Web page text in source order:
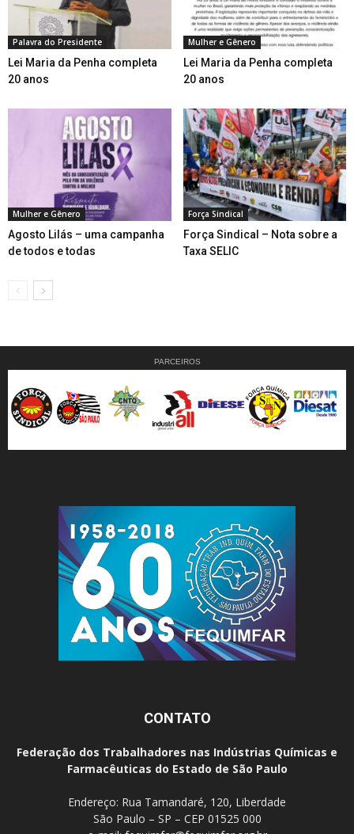
Palavra do Presidente
Lei Maria da Penha completa
20 anos
Mulher e Gênero
Lei Maria da Penha completa
20 anos
Mulher e Gênero
Agosto Lilás – uma campanha
de todos e todas
Força Sindical
Força Sindical – Nota sobre a
Taxa SELIC
PARCEIROS
CONTATO
Federação dos Trabalhadores nas Indústrias Químicas e
Farmacêuticas do Estado de São Paulo
Endereço: Rua Tamandaré, 120, Liberdade
São Paulo – SP – CEP 01525 000